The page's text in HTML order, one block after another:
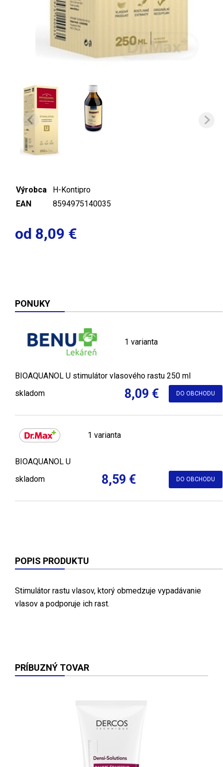
Výrobca
H-Kontipro
EAN
8594975140035
od 8,09 €
PONUKY
1 varianta
BIOAQUANOL U stimulátor vlasového rastu 250 ml
skladom
8,09 € DO OBCHODU
1 varianta
BIOAQUANOL U
skladom
8,59 € DO OBCHODU
POPIS PRODUKTU
Stimulátor rastu vlasov, ktorý obmedzuje vypadávanie
vlasov a podporuje ich rast.
PRÍBUZNÝ TOVAR